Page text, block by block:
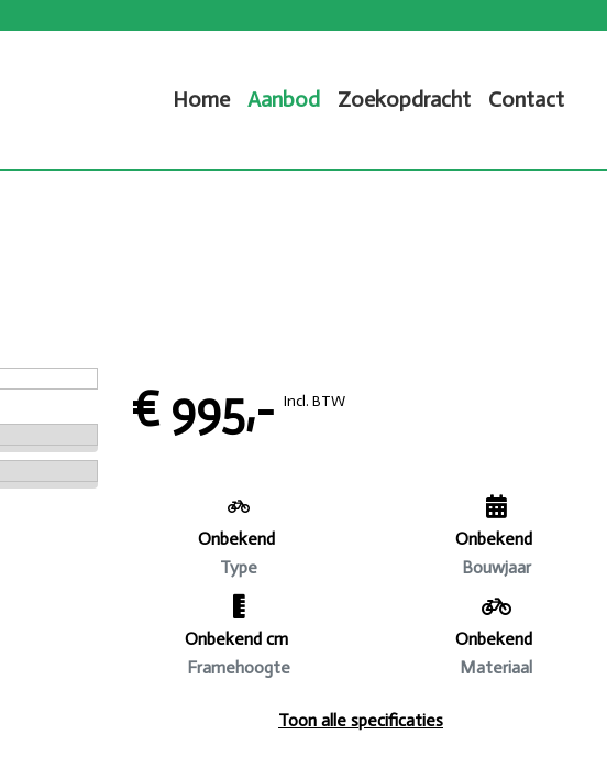
Home Aanbod Zoekopdracht Contact
€ 995,- Incl. BTW
Onbekend
Type
Onbekend cm
Framehoogte
Onbekend
Bouwjaar
Onbekend
Materiaal
Toon alle specificaties